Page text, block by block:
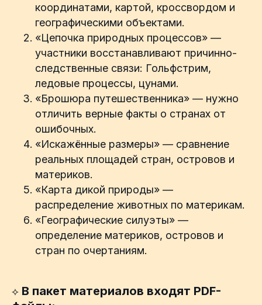
координатами, картой, кроссвордом и
географическими объектами.
«Цепочка природных процессов» —
участники восстанавливают причинно-
следственные связи: Гольфстрим,
ледовые процессы, цунами.
«Брошюра путешественника» — нужно
отличить верные факты о странах от
ошибочных.
«Искажённые размеры» — сравнение
реальных площадей стран, островов и
материков.
«Карта дикой природы» —
распределение животных по материкам.
«Географические силуэты» —
определение материков, островов и
стран по очертаниям.
⟡ В пакет материалов входят PDF-